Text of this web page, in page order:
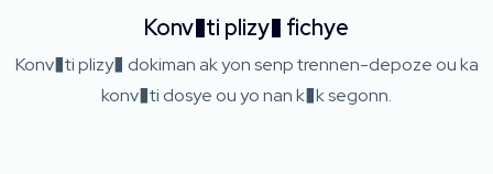
Konv�ti plizy� fichye
Konv�ti plizy� dokiman ak yon senp trennen-depoze ou ka
konv�ti dosye ou yo nan k�k segonn.